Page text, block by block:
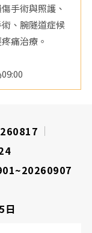
手術與照護、
、腕隧道症候
痛治療。
日